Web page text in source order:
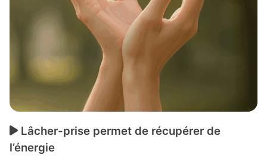
Lâcher-prise permet de récupérer de
l’énergie